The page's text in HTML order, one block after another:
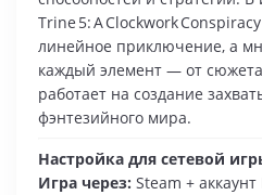
Trine 5: A Clockwork
линейное приключение, а
каждый элемент — от
работает на создание
фэнтезийного мира.
Настройка для сетевой
Игра через: Steam +